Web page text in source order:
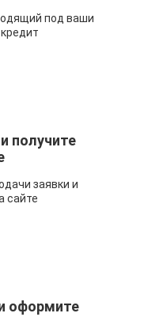
под ваши
получите
заявки и
сайте
оформите